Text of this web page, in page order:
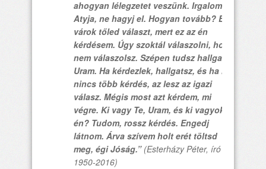
ahogyan lélegzetet veszünk. Irgalom
Atyja, ne hagyj el. Hogyan tovább? Erre
várok tőled választ, mert ez az én
kérdésem. Úgy szoktál válaszolni, hogy
nem válaszolsz. Szépen tudsz hallgatni,
Uram. Ha kérdezlek, hallgatsz, és ha már
nincs több kérdés, az lesz az igazi
válasz. Mégis most azt kérdem, mi
végre. Ki vagy Te, Uram, és ki vagyok
én? Tudom, rossz kérdés. Engedj
látnom. Árva szívem holt erét töltsd
meg, égi Jóság.” (Esterházy Péter, író –
1950-2016)